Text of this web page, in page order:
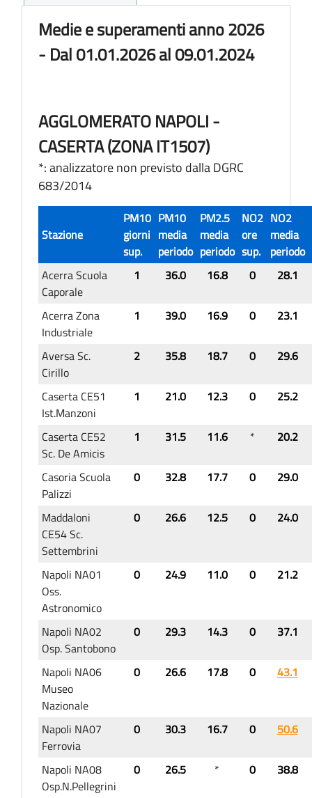
Medie e superamenti anno 2026
- Dal 01.01.2026 al 09.01.2024
AGGLOMERATO NAPOLI -
CASERTA (ZONA IT1507)
*: analizzatore non previsto dalla DGRC
683/2014
Stazione
PM10
giorni
sup.
PM10
media
periodo
PM2.5
media
periodo
NO2
ore
sup.
NO2
media
periodo
Acerra Scuola
Caporale
1 36.0 16.8 0 28.1
Acerra Zona
Industriale
1 39.0 16.9 0 23.1
Aversa Sc.
Cirillo
2 35.8 18.7 0 29.6
Caserta CE51
Ist.Manzoni
1 21.0 12.3 0 25.2
Caserta CE52
Sc. De Amicis
1 31.5 11.6 * 20.2
Casoria Scuola
Palizzi
0 32.8 17.7 0 29.0
Maddaloni
CE54 Sc.
Settembrini
0 26.6 12.5 0 24.0
Napoli NA01
Oss.
Astronomico
0 24.9 11.0 0 21.2
Napoli NA02
Osp. Santobono
0 29.3 14.3 0 37.1
Napoli NA06
Museo
Nazionale
0 26.6 17.8 0 43.1
Napoli NA07
Ferrovia
0 30.3 16.7 0 50.6
Napoli NA08
Osp.N.Pellegrini
0 26.5 * 0 38.8